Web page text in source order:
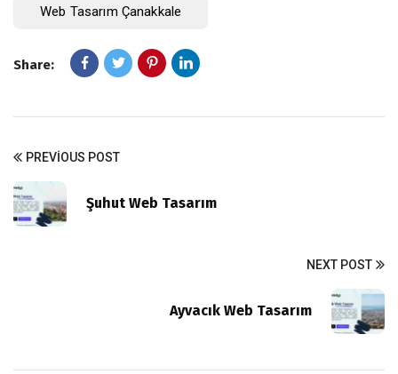
Web Tasarım Çanakkale
Share:
PREVIOUS POST
Şuhut Web Tasarım
NEXT POST
Ayvacık Web Tasarım